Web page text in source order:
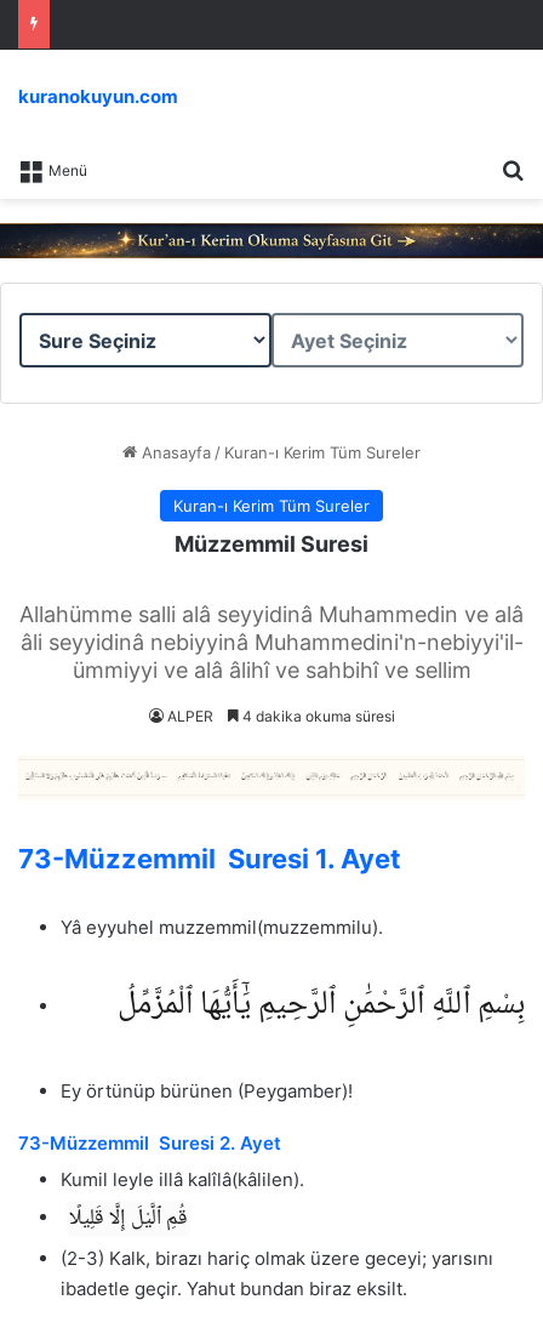
Menü
kuranokuyun.com
Sure
Ayet
Anasayfa / Kuran-ı Kerim Tüm Sureler
Kuran-ı Kerim Tüm Sureler
Müzzemmil Suresi
Allahümme salli alâ seyyidinâ Muhammedin ve alâ
âli seyyidinâ nebiyyinâ Muhammedini'n-nebiyyi'il-
ümmiyyi ve alâ âlihî ve sahbihî ve sellim
ALPER 4 dakika okuma süresi
73-Müzzemmil Suresi 1. Ayet
Yâ eyyuhel muzzemmil(muzzemmilu).
بِسْمِ ٱللَّهِ ٱلرَّحْمَٰنِ ٱلرَّحِيمِ يَٰٓأَيُّهَا ٱلْمُزَّمِّلُ
Ey örtünüp bürünen (Peygamber)!
73-Müzzemmil Suresi 2. Ayet
Kumil leyle illâ kalîlâ(kâlilen).
قُمِ ٱلَّيْلَ إِلَّا قَلِيلًا
(2-3) Kalk, birazı hariç olmak üzere geceyi; yarısını
ibadetle geçir. Yahut bundan biraz eksilt.